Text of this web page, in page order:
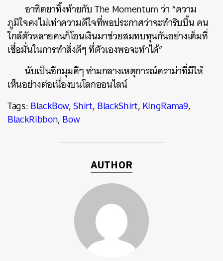
อาทิตยาทิ้งท้ายกับ The Momentum ว่า “ความ
ภูมิใจคงไม่เท่าความดีใจที่พอประกาศว่าจะทำริบบิ้น คน
ใกล้ตัวหลายคนก็โอนเงินมาช่วยสมทบทุนกันอย่างเต็มที่
เชื่อมั่นในการทำสิ่งดีๆ ที่ตัวเองพอจะทำได้”
นับเป็นอีกมุมดีๆ ท่ามกลางเหตุการณ์ดราม่าที่มีให้
เห็นอย่างต่อเนื่องบนโลกออนไลน์
Tags:BlackBow,Shirt,BlackShirt,KingRama9,
BlackRibbon,Bow
AUTHOR